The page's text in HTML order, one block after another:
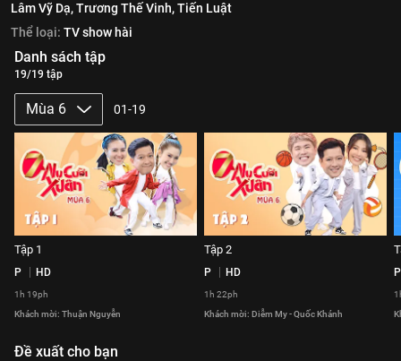
Lâm Vỹ Dạ,Trương Thế Vinh,Tiến Luật
Thể loại: TV show hài
Danh sách tập
19/19 tập
Mùa 6 01-19
Tập 1
P HD
1h 19ph
Khách mời: Thuận Nguyễn
Tập 2
P HD
1h 22ph
Khách mời: Diễm My - Quốc Khánh
P
Đề xuất cho bạn